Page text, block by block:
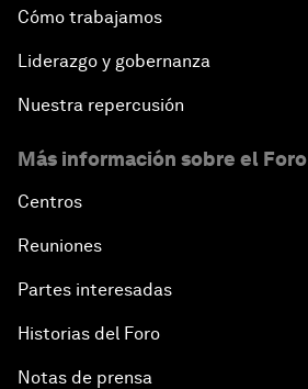
Cómo trabajamos
Liderazgo y gobernanza
Nuestra repercusión
Más información sobre el Foro
Centros
Reuniones
Partes interesadas
Historias del Foro
Notas de prensa